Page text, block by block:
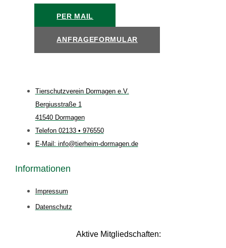
PER MAIL
ANFRAGEFORMULAR
Tierschutzverein Dormagen e.V.
Bergiusstraße 1
41540 Dormagen
Telefon 02133 • 976550
E-Mail: info@tierheim-dormagen.de
Informationen
Impressum
Datenschutz
Aktive Mitgliedschaften: